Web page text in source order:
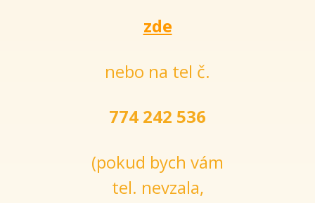
zde
nebo na tel č.
774 242 536
(pokud bych vám
tel. nevzala,